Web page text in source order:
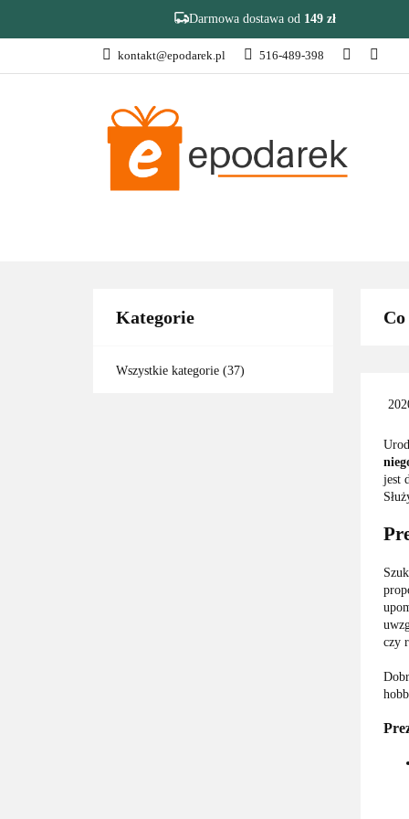
Darmowa dostawa od 149 zł
kontakt@epodarek.pl 516-489-398
DZIEŃ OJCA
Kategorie
Wszystkie kategorie (37)
jest
czy